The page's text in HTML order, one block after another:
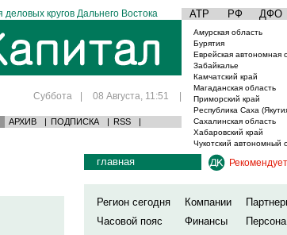
кругов Дальнего Востока АТР РФ ДФО
Суббота | 08 Августа, 11:51 |
АРХИВ | ПОДПИСКА | RSS |
Амурская область
Бурятия
Еврейская автономная
Забайкалье
Камчатский край
Магаданская область
Приморский край
Республика Саха
Сахалинская область
Хабаровский край
Чукотский автономный
главная
Регион сегодня Компании
Часовой пояс
Финансы Персона